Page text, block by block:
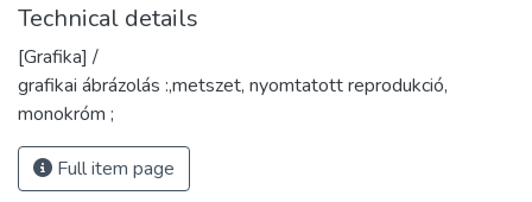
Technical details
[Grafika] /
grafikai ábrázolás :,metszet, nyomtatott reprodukció,
monokróm ;
Full item page